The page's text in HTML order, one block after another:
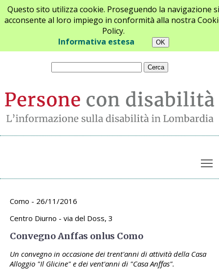
Questo sito utilizza cookie. Proseguendo la navigazione si
acconsente al loro impiego in conformità alla nostra
Policy.
Informativa estesa
Chi siamo Newsletter Contatti
Archivio appuntamenti
Como - 26/11/2016
Centro Diurno - via del Doss, 3
Convegno Anffas onlus Como
Un convegno in occasione dei trent'anni di attività della Casa
Alloggio "Il Glicine" e dei vent'anni di "Casa Anffas".